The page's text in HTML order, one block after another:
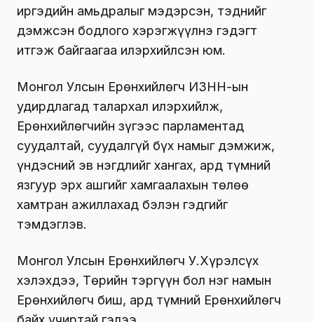
иргэдийн амьдралыг мэдэрсэн, тэднийг
дэмжсэн бодлого хэрэгжүүлнэ гэдэгт
итгэж байгаагаа илэрхийлсэн юм.
Монгол Улсын Ерөнхийлөгч ИЗНН-ын
удирдлагад талархал илэрхийлж,
Ерөнхийлөгчийн зүгээс парламентад
суудалтай, суудалгүй бүх намыг дэмжиж,
үндэсний эв нэгдлийг хангах, ард түмний
язгуур эрх ашгийг хамгаалахын төлөө
хамтран ажиллахад бэлэн гэдгийг
тэмдэглэв.
Монгол Улсын Ерөнхийлөгч У.Хүрэлсүх
хэлэхдээ, Төрийн тэргүүн бол нэг намын
Ерөнхийлөгч биш, ард түмний Ерөнхийлөгч